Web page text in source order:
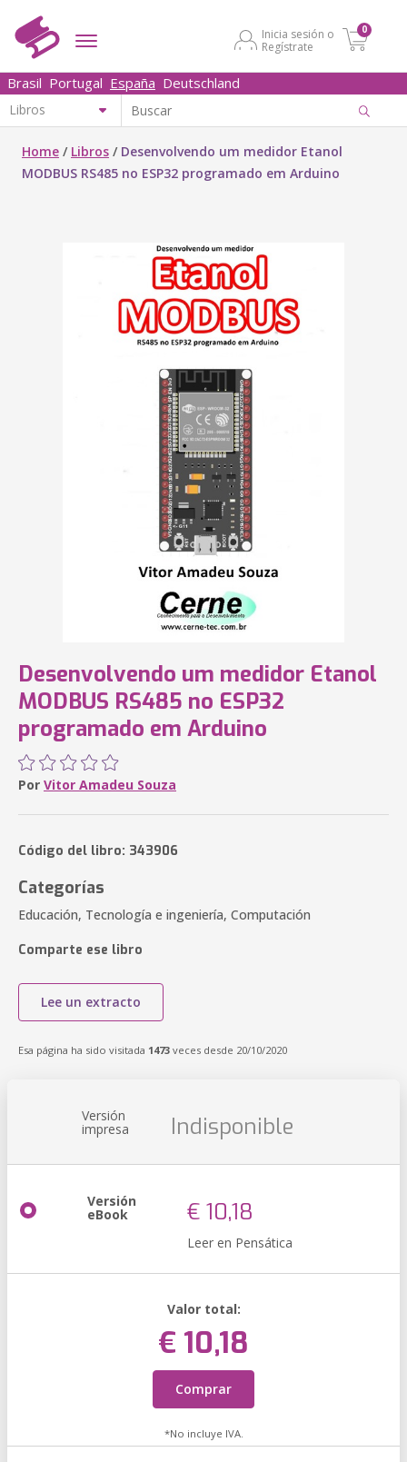
Inicia sesión o
Regístrate
0
Brasil Portugal España Deutschland
Home / Libros / Desenvolvendo um medidor Etanol
MODBUS RS485 no ESP32 programado em Arduino
Desenvolvendo um medidor Etanol
MODBUS RS485 no ESP32
programado em Arduino
Por Vitor Amadeu Souza
Código del libro: 343906
Categorías
Educación, Tecnología e ingeniería, Computación
Comparte ese libro
Lee un extracto
Esa página ha sido visitada 1473 veces desde 20/10/2020
Versión
impresa Indisponible
Versión
eBook € 10,18
Leer en Pensática
Valor total:
€ 10,18
Comprar
*No incluye IVA.